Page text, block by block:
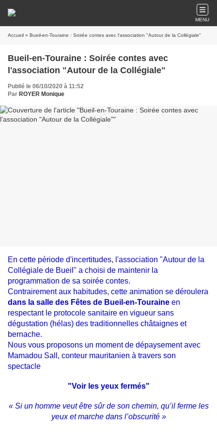
MENU
Accueil » Bueil-en-Touraine : Soirée contes avec l'association "Autour de la Collégiale"
Bueil-en-Touraine : Soirée contes avec
l'association "Autour de la Collégiale"
Publié le 06/10/2020 à 11:52
Par ROYER Monique
En cette période d'incertitudes, l'association "Autour de la
Collégiale de Bueil" a choisi de maintenir la
programmation de sa soirée contes.
Contrairement aux habitudes, cette animation se déroulera
dans la salle des Fêtes de Bueil-en-Touraine en
respectant le protocole sanitaire en vigueur sans
dégustation (hélas) des traditionnelles châtaignes et
bernache.
Nous vous proposons un moment de dépaysement avec
Mamadou Sall, conteur mauritanien à travers son
spectacle
"Voir les yeux fermés"
« Si un homme veut être sûr de son chemin, qu’il ferme les
yeux et marche dans l’obscurité »